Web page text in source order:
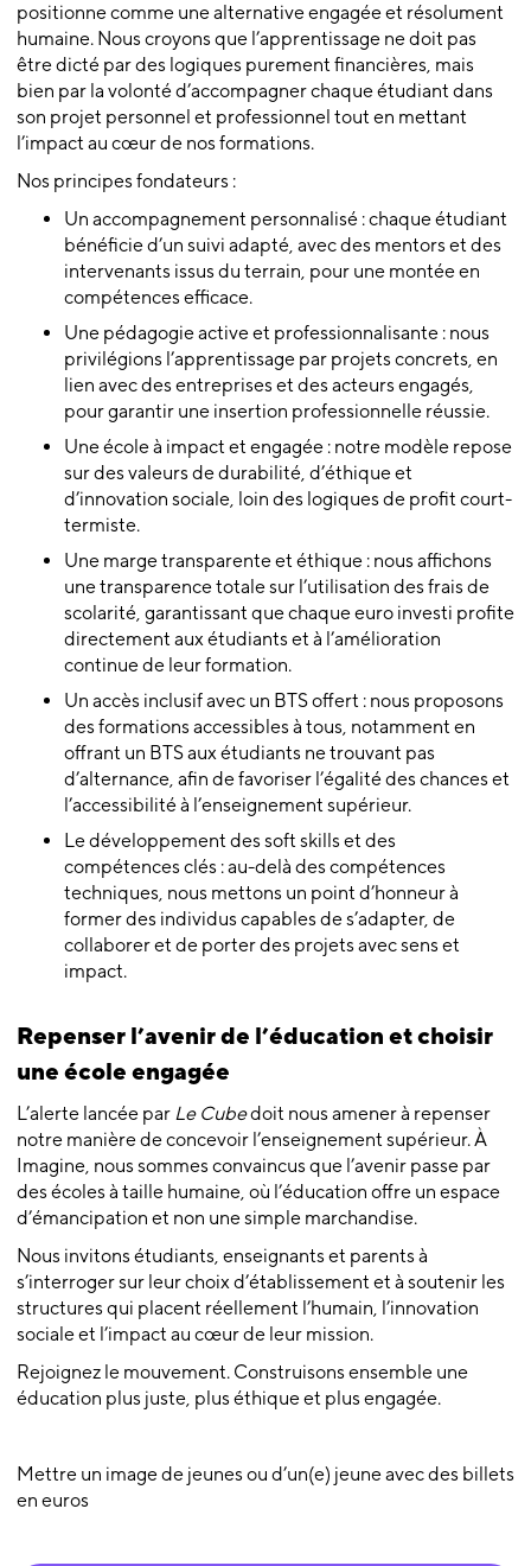
positionne comme une alternative engagée et résolument
humaine. Nous croyons que l’apprentissage ne doit pas
être dicté par des logiques purement financières, mais
bien par la volonté d’accompagner chaque étudiant dans
son projet personnel et professionnel tout en mettant
l’impact au cœur de nos formations.
Nos principes fondateurs :
Un accompagnement personnalisé : chaque étudiant
bénéficie d’un suivi adapté, avec des mentors et des
intervenants issus du terrain, pour une montée en
compétences efficace.
Une pédagogie active et professionnalisante : nous
privilégions l’apprentissage par projets concrets, en
lien avec des entreprises et des acteurs engagés,
pour garantir une insertion professionnelle réussie.
Une école à impact et engagée : notre modèle repose
sur des valeurs de durabilité, d’éthique et
d’innovation sociale, loin des logiques de profit court-
termiste.
Une marge transparente et éthique : nous affichons
une transparence totale sur l’utilisation des frais de
scolarité, garantissant que chaque euro investi profite
directement aux étudiants et à l’amélioration
continue de leur formation.
Un accès inclusif avec un BTS offert : nous proposons
des formations accessibles à tous, notamment en
offrant un BTS aux étudiants ne trouvant pas
d’alternance, afin de favoriser l’égalité des chances et
l’accessibilité à l’enseignement supérieur.
Le développement des soft skills et des
compétences clés : au-delà des compétences
techniques, nous mettons un point d’honneur à
former des individus capables de s’adapter, de
collaborer et de porter des projets avec sens et
impact.
Repenser l’avenir de l’éducation et choisir
une école engagée
L’alerte lancée par Le Cubedoit nous amener à repenser
notre manière de concevoir l’enseignement supérieur. À
Imagine, nous sommes convaincus que l’avenir passe par
des écoles à taille humaine, où l’éducation offre un espace
d’émancipation et non une simple marchandise.
Nous invitons étudiants, enseignants et parents à
s’interroger sur leur choix d’établissement et à soutenir les
structures qui placent réellement l’humain, l’innovation
sociale et l’impact au cœur de leur mission.
Rejoignez le mouvement. Construisons ensemble une
éducation plus juste, plus éthique et plus engagée.
Mettre un image de jeunes ou d’un(e) jeune avec des billets
en euros